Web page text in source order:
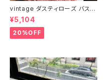
vintage ダスティローズ バスマ
ット
¥5,104
20%OFF